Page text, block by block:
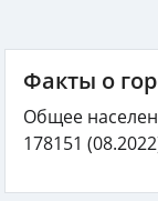
Факты о
Общее
178151